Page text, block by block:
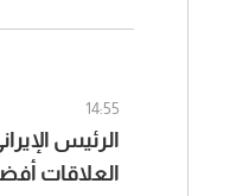
14:55
الرئيس
العلاقات